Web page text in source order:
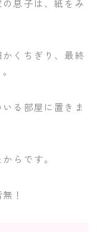
息子は、紙をみ
くちぎり、最終
る部屋に置きま
らです。
！